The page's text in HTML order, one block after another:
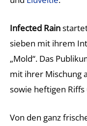
Infected Rain
sieben mit ihrem
„Mold“. Das
mit ihrer Mischung
sowie heftigen Riffs
Von den ganz